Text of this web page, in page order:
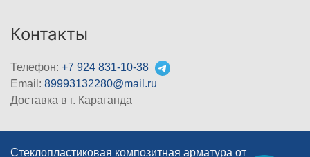
Контакты
Телефон: +7 924 831-10-38
Email: 89993132280@mail.ru
Доставка в г. Караганда
Стеклопластиковая композитная арматура от